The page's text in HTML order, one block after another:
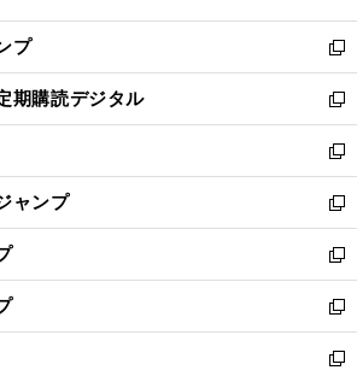
開
く
ウ
で
開
く
ン
ド
ウ
で
開
く
ウ
ィ
ン
ド
ウ
で
開
く
プ
新
し
い
ウ
ィ
ン
ド
ウ
で
開
く
期購読デジタル
新
し
い
ウ
ィ
ン
ド
ウ
で
開
く
新
し
い
ウ
ィ
ン
ド
ウ
で
ャンプ
新
し
い
ウ
ィ
ン
ド
新
し
い
ウ
ィ
新
し
い
新